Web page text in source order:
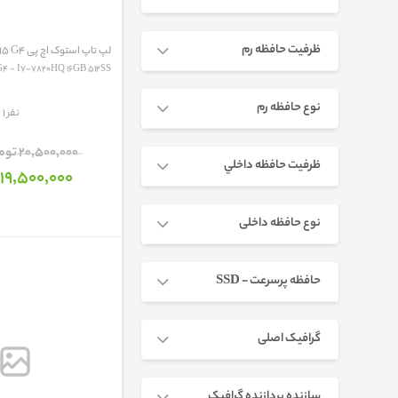
لپ تاپ استوک اچ پی HP ZBOOK 15 G4
- I7-7820HQ 16GB 512SS...
1 نفر
20٬500٬000 تومان
19٬500٬000 تومان
ظرفیت حافظه رم
نوع حافظه رم
ظرفيت حافظه داخلي
نوع حافظه داخلی
حافظه پرسرعت - SSD
گرافیک اصلی